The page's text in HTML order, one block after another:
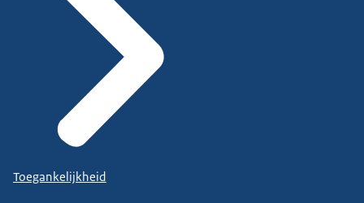
Toegankelijkheid